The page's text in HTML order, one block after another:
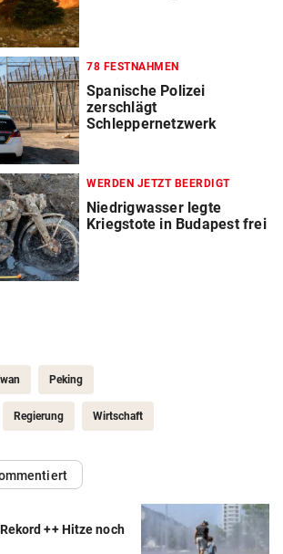
78 FESTNAHMEN
Spanische Polizei
zerschlägt
Schleppernetzwerk
WERDEN JETZT BEERDIGT
Niedrigwasser legte
Kriegstote in Budapest frei
Peking
Regierung Wirtschaft
++ Hitze noch